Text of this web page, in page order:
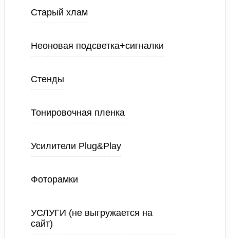
Старый хлам
Неоновая подсветка+сигналки
Стенды
Тонировочная пленка
Усилители Plug&Play
Фоторамки
УСЛУГИ (не выгружается на
сайт)